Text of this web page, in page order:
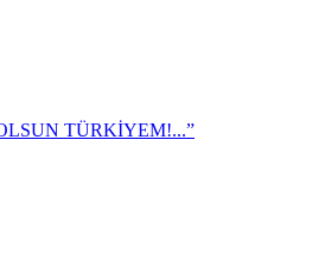
TÜRKİYEM!...”